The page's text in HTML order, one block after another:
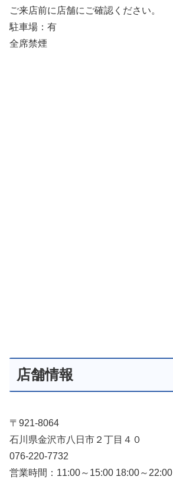
ご来店前に店舗にご確認ください。
駐車場：有
全席禁煙
店舗情報
〒921-8064
石川県金沢市八日市２丁目４０
076-220-7732
営業時間：11:00～15:00 18:00～22:00